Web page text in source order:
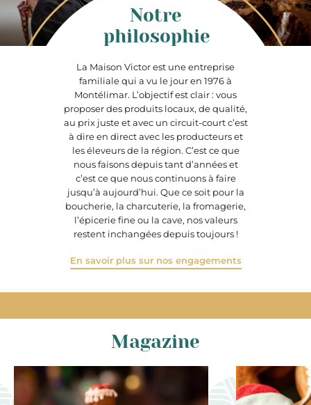
La Maison Victor est une entreprise
familiale qui a vu le jour en 1976 à
Montélimar. L’objectif est clair : vous
proposer des produits locaux, de qualité,
au prix juste et avec un circuit-court c’est
à dire en direct avec les producteurs et
les éleveurs de la région. C’est ce que
nous faisons depuis tant d’années et
c’est ce que nous continuons à faire
jusqu’à aujourd’hui. Que ce soit pour la
boucherie, la charcuterie, la fromagerie,
l’épicerie fine ou la cave, nos valeurs
restent inchangées depuis toujours !
En savoir plus sur nos engagements
Notre
philosophie
Magazine